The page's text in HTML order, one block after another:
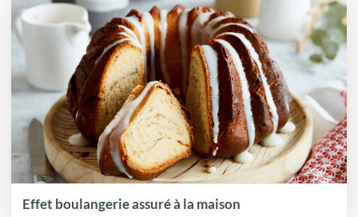
Effet boulangerie assuré à la maison